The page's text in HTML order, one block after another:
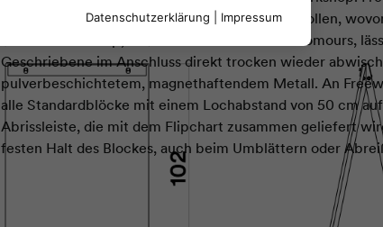
Datenschutzerklärung Impressum
einem Stativ aus geöltem Massivholz mit vier Rollen,
sind. Mit Clean Up, dem Mikrofasertuch von roomours,
Geschriebene im Anschluss direkt trocken wieder
pulverbeschichtetem, magnethaftendem Metall. An
alle Standardblöcke mit einem Lochabstand von 50 cm
Abrissleiste, die mit dem Flipchart zusammen geliefert
festen Halt des Blockes, auch beim Umblättern oder